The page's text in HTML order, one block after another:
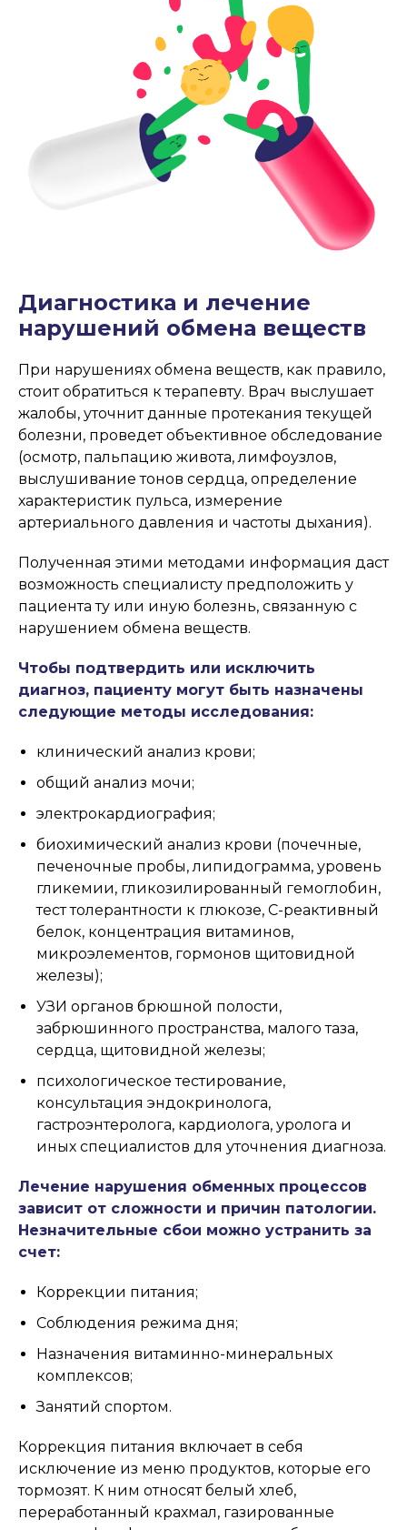
Диагностика и лечение
нарушений обмена веществ
При нарушениях обмена веществ, как правило,
стоит обратиться к терапевту. Врач выслушает
жалобы, уточнит данные протекания текущей
болезни, проведет объективное обследование
(осмотр, пальпацию живота, лимфоузлов,
выслушивание тонов сердца, определение
характеристик пульса, измерение
артериального давления и частоты дыхания).
Полученная этими методами информация даст
возможность специалисту предположить у
пациента ту или иную болезнь, связанную с
нарушением обмена веществ.
Чтобы подтвердить или исключить
диагноз, пациенту могут быть назначены
следующие методы исследования:
клинический анализ крови;
общий анализ мочи;
электрокардиография;
биохимический анализ крови (почечные,
печеночные пробы, липидограмма, уровень
гликемии, гликозилированный гемоглобин,
тест толерантности к глюкозе, С-реактивный
белок, концентрация витаминов,
микроэлементов, гормонов щитовидной
железы);
УЗИ органов брюшной полости,
забрюшинного пространства, малого таза,
сердца, щитовидной железы;
психологическое тестирование,
консультация эндокринолога,
гастроэнтеролога, кардиолога, уролога и
иных специалистов для уточнения диагноза.
Лечение нарушения обменных процессов
зависит от сложности и причин патологии.
Незначительные сбои можно устранить за
счет:
Коррекции питания;
Соблюдения режима дня;
Назначения витаминно-минеральных
комплексов;
Занятий спортом.
Коррекция питания включает в себя
исключение из меню продуктов, которые его
тормозят. К ним относят белый хлеб,
переработанный крахмал, газированные